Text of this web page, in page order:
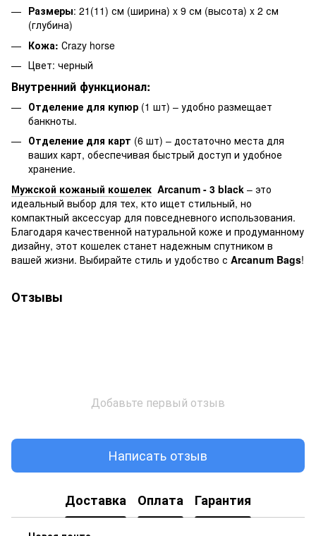
Размеры: 21(11) см (ширина) x 9 см (высота) x 2 см
(глубина)
Кожа: Сrazy horse
Цвет: черный
Внутренний функционал:
Отделение для купюр (1 шт) – удобно размещает
банкноты.
Отделение для карт (6 шт) – достаточно места для
ваших карт, обеспечивая быстрый доступ и удобное
хранение.
Мужской кожаный кошелек Arcanum - 3 black – это
идеальный выбор для тех, кто ищет стильный, но
компактный аксессуар для повседневного использования.
Благодаря качественной натуральной коже и продуманному
дизайну, этот кошелек станет надежным спутником в
вашей жизни. Выбирайте стиль и удобство с Arcanum Bags!
Отзывы
Добавьте первый отзыв
Написать отзыв
Доставка Оплата Гарантия